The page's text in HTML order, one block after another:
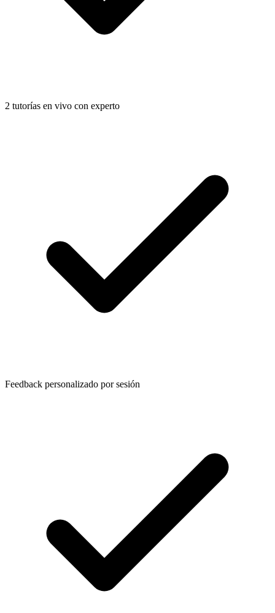
2 tutorías en vivo con experto
Feedback personalizado por sesión